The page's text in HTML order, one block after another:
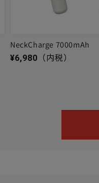
NeckCharge 7000mAh
通常価格
¥6,980 （内税）